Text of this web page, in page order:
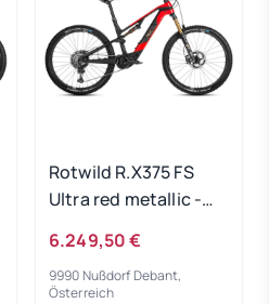
Rotwild R.X375 FS
Ultra red metallic -
6.249,50 €
9990 Nußdorf Debant,
Österreich